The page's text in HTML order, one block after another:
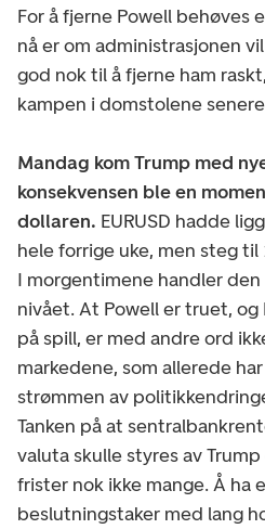
For å fjerne Powell behøves
nå er om administrasjonen
god nok til å fjerne ham
kampen i domstolene
Mandag kom Trump med
konsekvensen ble en
dollaren. EURUSD hadde
hele forrige uke, men steg
I morgentimene handler
nivået. At Powell er truet,
på spill, er med andre ord
markedene, som allerede
strømmen av
Tanken på at
valuta skulle styres av
frister nok ikke mange. Å ha
beslutningstaker med lang